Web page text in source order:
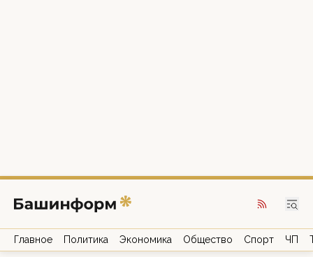
Главное Политика Экономика Общество Спорт ЧП